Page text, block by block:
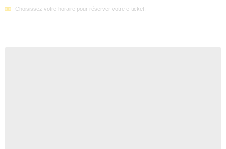
Choisissez votre horaire pour réserver votre e-ticket.